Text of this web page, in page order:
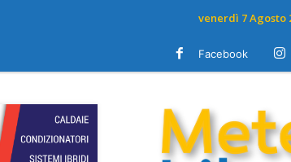
venerdì 7 Agosto
Facebook